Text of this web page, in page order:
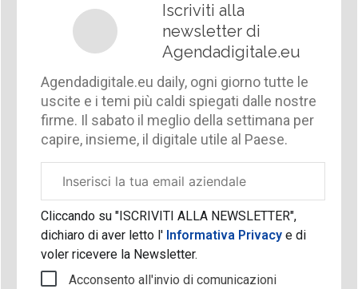
Iscriviti alla
newsletter di
Agendadigitale.eu
Agendadigitale.eu daily, ogni giorno tutte le
uscite e i temi più caldi spiegati dalle nostre
firme. Il sabato il meglio della settimana per
capire, insieme, il digitale utile al Paese.
aziendale
Cliccando su "ISCRIVITI ALLA NEWSLETTER",
dichiaro di aver letto l'Informativa Privacy e di
voler ricevere la Newsletter.
Acconsento all'invio di comunicazioni